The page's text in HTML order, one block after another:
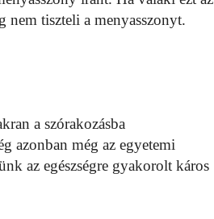
tiszteli a menyasszonyt.
a szórakozásba
azonban még az egyetemi
az egészségre gyakorolt káros